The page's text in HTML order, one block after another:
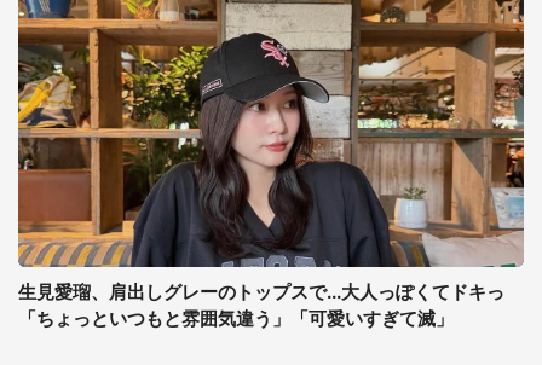
生見愛瑠、肩出しグレーのトップスで...大人っぽくてドキっ
「ちょっといつもと雰囲気違う」「可愛いすぎて滅」